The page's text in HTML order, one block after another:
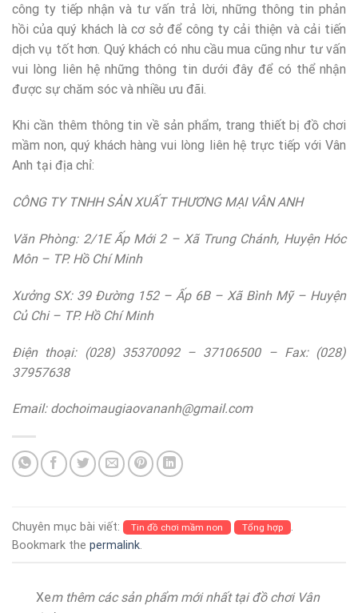
công ty tiếp nhận và tư vấn trả lời, những thông tin phản
hồi của quý khách là cơ sở để công ty cải thiện và cải tiến
dịch vụ tốt hơn. Quý khách có nhu cầu mua cũng như tư vấn
vui lòng liên hệ những thông tin dưới đây để có thể nhận
được sự chăm sóc và nhiều ưu đãi.
Khi cần thêm thông tin về sản phẩm, trang thiết bị đồ chơi
mầm non, quý khách hàng vui lòng liên hệ trực tiếp với Vân
Anh tại địa chỉ:
CÔNG TY TNHH SẢN XUẤT THƯƠNG MẠI VÂN ANH
Văn Phòng: 2/1E Ấp Mới 2 – Xã Trung Chánh, Huyện Hóc
Môn – TP. Hồ Chí Minh
Xưởng SX: 39 Đường 152 – Ấp 6B – Xã Bình Mỹ – Huyện
Củ Chi – TP. Hồ Chí Minh
Điện thoại: (028) 35370092 – 37106500 – Fax: (028)
37957638
Email: dochoimaugiaovananh@gmail.com
Chuyên mục bài viết: Tin đồ chơi mầm non Tổng hợp
.
Bookmark the permalink.
Xem thêm các sản phẩm mới nhất tại đồ chơi Vân